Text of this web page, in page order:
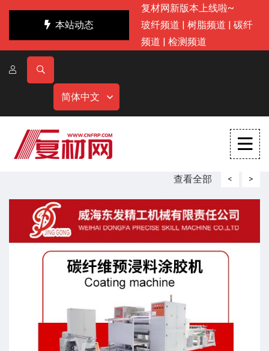
本站动态
复材网新版本上线啦~
玻纤频道 | 树脂频道 | 碳纤
频道 | 检测频道
简体中文
查看全部 < >